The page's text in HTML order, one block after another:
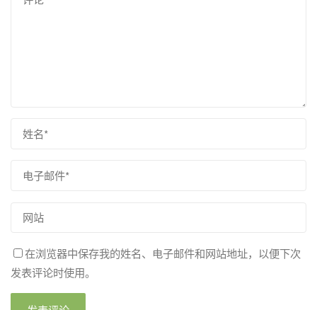
在浏览器中保存我的姓名、电子邮件和网站地址，以便下次
发表评论时使用。